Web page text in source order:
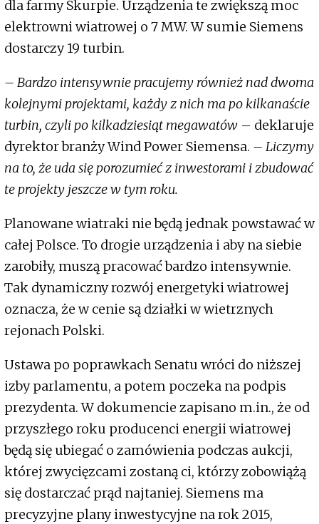
dla farmy Skurpie. Urządzenia te zwiększą moc
elektrowni wiatrowej o 7 MW. W sumie Siemens
dostarczy 19 turbin.
– Bardzo intensywnie pracujemy również nad dwoma
kolejnymi projektami, każdy z nich ma po kilkanaście
turbin, czyli po kilkadziesiąt megawatów – deklaruje
dyrektor branży Wind Power Siemensa. – Liczymy
na to, że uda się porozumieć z inwestorami i zbudować
te projekty jeszcze w tym roku.
Planowane wiatraki nie będą jednak powstawać w
całej Polsce. To drogie urządzenia i aby na siebie
zarobiły, muszą pracować bardzo intensywnie.
Tak dynamiczny rozwój energetyki wiatrowej
oznacza, że w cenie są działki w wietrznych
rejonach Polski.
Ustawa po poprawkach Senatu wróci do niższej
izby parlamentu, a potem poczeka na podpis
prezydenta. W dokumencie zapisano m.in., że od
przyszłego roku producenci energii wiatrowej
będą się ubiegać o zamówienia podczas aukcji,
której zwycięzcami zostaną ci, którzy zobowiążą
się dostarczać prąd najtaniej. Siemens ma
precyzyjne plany inwestycyjne na rok 2015,